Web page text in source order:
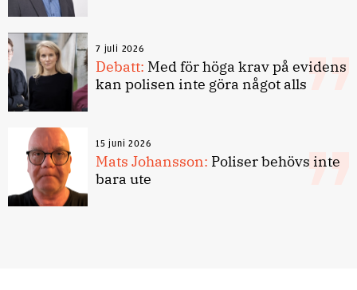
7 juli 2026
Debatt: Med för höga krav på evidens
kan polisen inte göra något alls
15 juni 2026
Mats Johansson: Poliser behövs inte
bara ute